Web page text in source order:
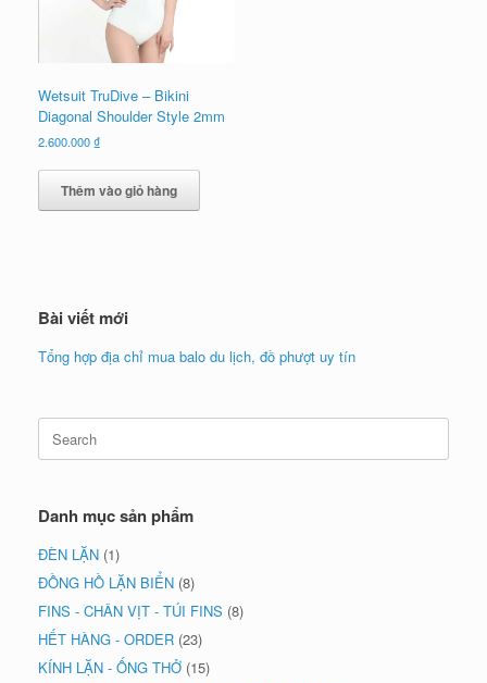
Wetsuit TruDive – Bikini
Diagonal Shoulder Style 2mm
2.600.000₫
Thêm vào giỏ hàng
Bài viết mới
Tổng hợp địa chỉ mua balo du lịch, đồ phượt uy tín
Search
for:
Danh mục sản phẩm
ĐÈN LẶN (1)
ĐỒNG HỒ LẶN BIỂN (8)
FINS - CHÂN VỊT - TÚI FINS (8)
HẾT HÀNG - ORDER (23)
KÍNH LẶN - ỐNG THỞ (15)